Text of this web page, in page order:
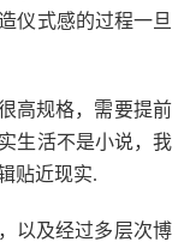
仪式感的过程一旦
高规格，需要提前
生活不是小说，我
贴近现实.
以及经过多层次博